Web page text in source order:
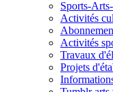
Sports-
Activités
Activités
Travaux
Projets